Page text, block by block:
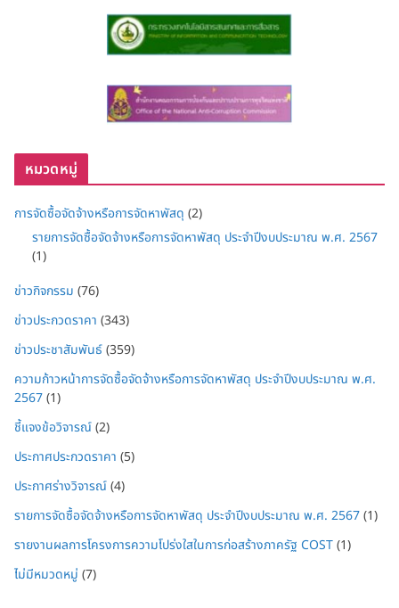
หมวดหมู่
การจัดซื้อจัดจ้างหรือการจัดหาพัสดุ (2)
รายการจัดซื้อจัดจ้างหรือการจัดหาพัสดุ ประจำปีงบประมาณ พ.ศ. 2567
(1)
ข่าวกิจกรรม (76)
ข่าวประกวดราคา (343)
ข่าวประชาสัมพันธ์(359)
ความก้าวหน้าการจัดซื้อจัดจ้างหรือการจัดหาพัสดุ ประจำปีงบประมาณ พ.ศ.
2567(1)
ชี้แจงข้อวิจารณ์(2)
ประกาศประกวดราคา (5)
ประกาศร่างวิจารณ์(4)
รายการจัดซื้อจัดจ้างหรือการจัดหาพัสดุ ประจำปีงบประมาณ พ.ศ. 2567(1)
รายงานผลการโครงการความโปร่งใสในการก่อสร้างภาครัฐ COST(1)
ไม่มีหมวดหมู่ (7)